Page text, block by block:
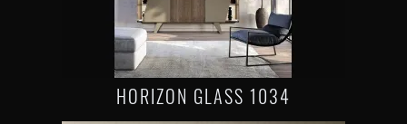
HORIZON GLASS 1034